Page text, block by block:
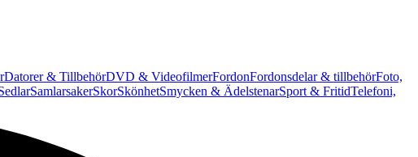
Datorer & TillbehörDVD & VideofilmerFordonFordonsdelar & tillbehörFoto,
SamlarsakerSkorSkönhetSmycken & ÄdelstenarSport & FritidTelefoni,